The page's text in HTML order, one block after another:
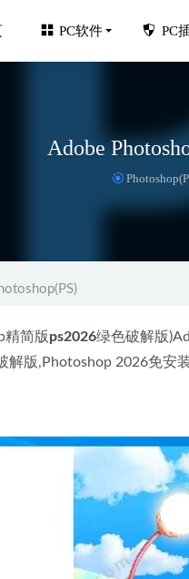
PC软件 PC
Adobe
精简版ps2026绿色破解版
解版,Photoshop 2026免安
Autodesk Inventor2019简体
Cinema 4D R17（C4D）官